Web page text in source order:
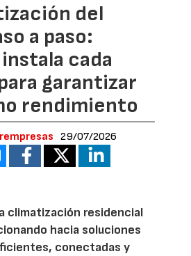
del
a paso:
cada
garantizar
rendimiento
29/07/2026
climatización residencial
hacia soluciones
conectadas y